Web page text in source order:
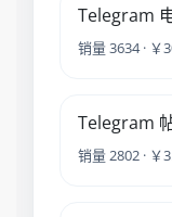
Telegram
销量 3634 · ￥
Telegram
销量 2802 · ￥